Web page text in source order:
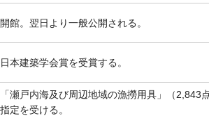
開館。翌日より一般公開される。
日本建築学会賞を受賞する。
「瀬戸内海及び周辺地域の漁撈用具」（2,843
指定を受ける。